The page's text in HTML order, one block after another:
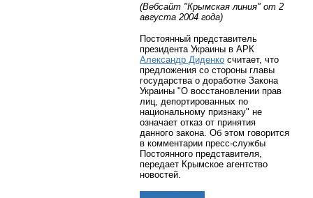
(Вебсайт "Крымская линия" от 2
августа 2004 года)
Постоянный представитель
президента Украины в АРК
Александр Диденко считает, что
предложения со стороны главы
государства о доработке Закона
Украины "О восстановлении прав
лиц, депортированных по
национальному признаку" не
означает отказ от принятия
данного закона. Об этом говорится
в комментарии пресс-службы
Постоянного представителя,
передает Крымское агентство
новостей.